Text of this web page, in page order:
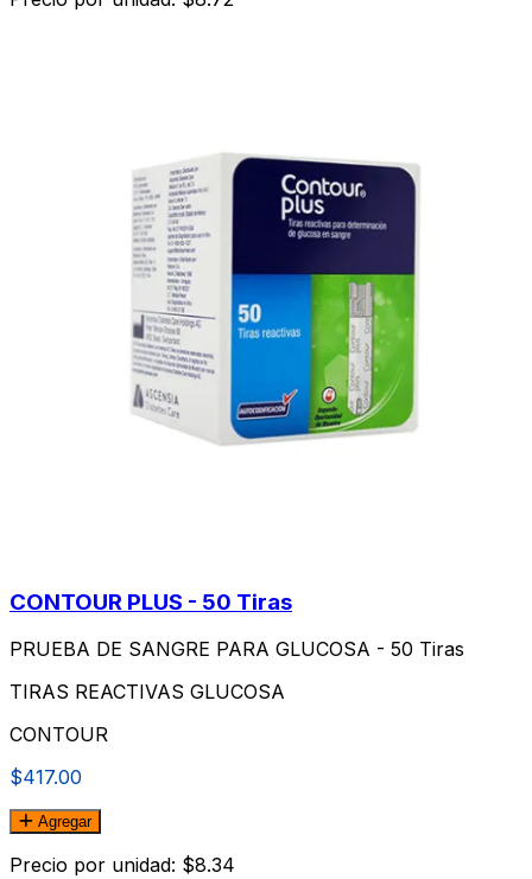
CONTOUR PLUS - 50 Tiras
PRUEBA DE SANGRE PARA GLUCOSA - 50 Tiras
TIRAS REACTIVAS GLUCOSA
CONTOUR
$417.00
Agregar
Precio por unidad: $8.34